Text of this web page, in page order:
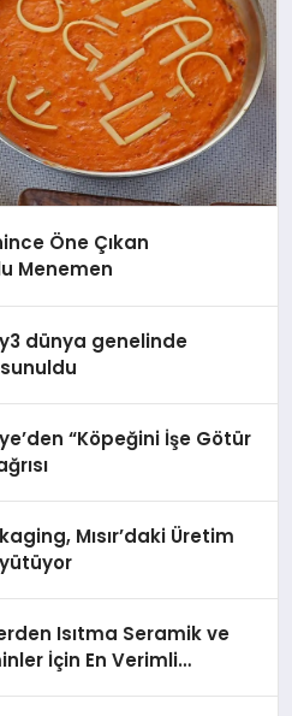
Öne Çıkan
Menemen
dünya genelinde
“Köpeğini İşe Götür
Mısır’daki Üretim
Isıtma Seramik ve
İçin En Verimli